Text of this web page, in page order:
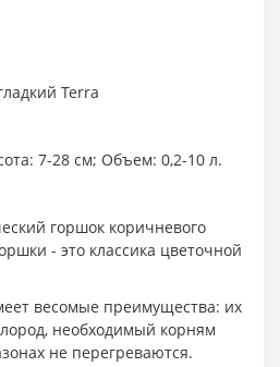
Terra
7-28 см; Объем: 0,2-10 л.
горшок коричневого
- это классика цветочной
весомые преимущества: их
необходимый корням
не перегреваются.